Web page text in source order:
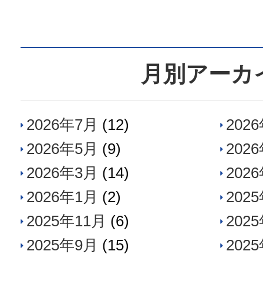
月別アーカ
2026年7月 (12)
2026年5月 (9)
2026年3月 (14)
2026年1月 (2)
2025年11月 (6)
2025年9月 (15)